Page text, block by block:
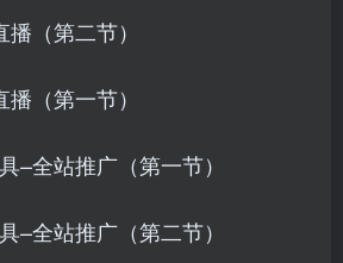
（第二节）
（第一节）
–全站推广（第一节）
–全站推广（第二节）